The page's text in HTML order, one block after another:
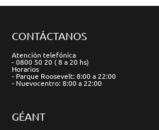
CONTÁCTANOS
Atención telefónica
- 0800 50 20 ( 8 a 20 hs)
Horarios
- Parque Roosevelt: 8:00 a 22:00
- Nuevocentro: 8:00 a 22:00
GÉANT